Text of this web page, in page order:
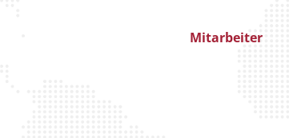
Mitarbeiter